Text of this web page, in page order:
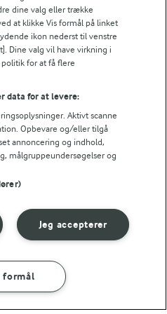
MADLAVNING
madlavning uden
INGREDIENSER
dine valg eller trække
at klikke Vis formål på linket
ikon nederst til venstre
Dine valg vil have virkning i
politik for at få flere
data for at levere:
Aktivt scanne
Opbevare og/eller tilgå
annoncering og indhold,
målgruppeundersøgelser og
Jeg accepterer
formål